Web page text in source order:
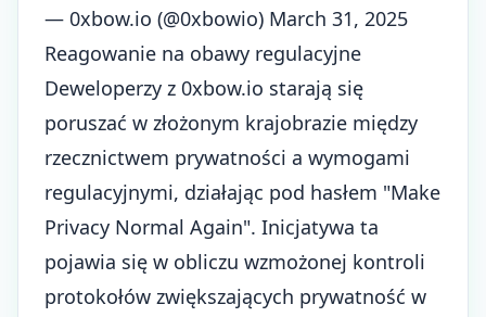
— 0xbow.io (@0xbowio) March 31, 2025
Reagowanie na obawy regulacyjne
Deweloperzy z 0xbow.io starają się
poruszać w złożonym krajobrazie między
rzecznictwem prywatności a wymogami
regulacyjnymi, działając pod hasłem "Make
Privacy Normal Again". Inicjatywa ta
pojawia się w obliczu wzmożonej kontroli
protokołów zwiększających prywatność w